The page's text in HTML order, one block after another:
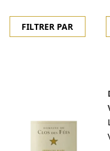
FILTRER PAR